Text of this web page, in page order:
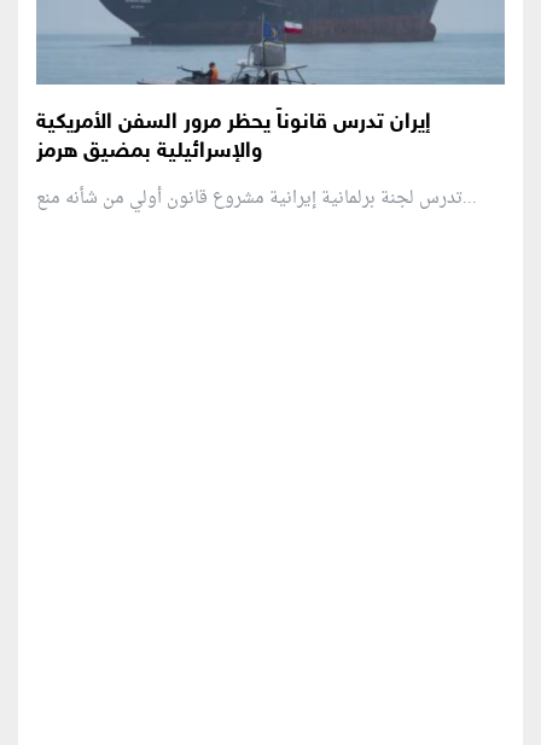
إيران تدرس قانوناً يحظر مرور السفن الأمريكية
والإسرائيلية بمضيق هرمز
تدرس لجنة برلمانية إيرانية مشروع قانون ⁠أولي من شأنه منع...